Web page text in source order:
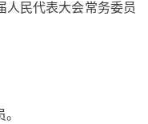
民代表大会常务委员